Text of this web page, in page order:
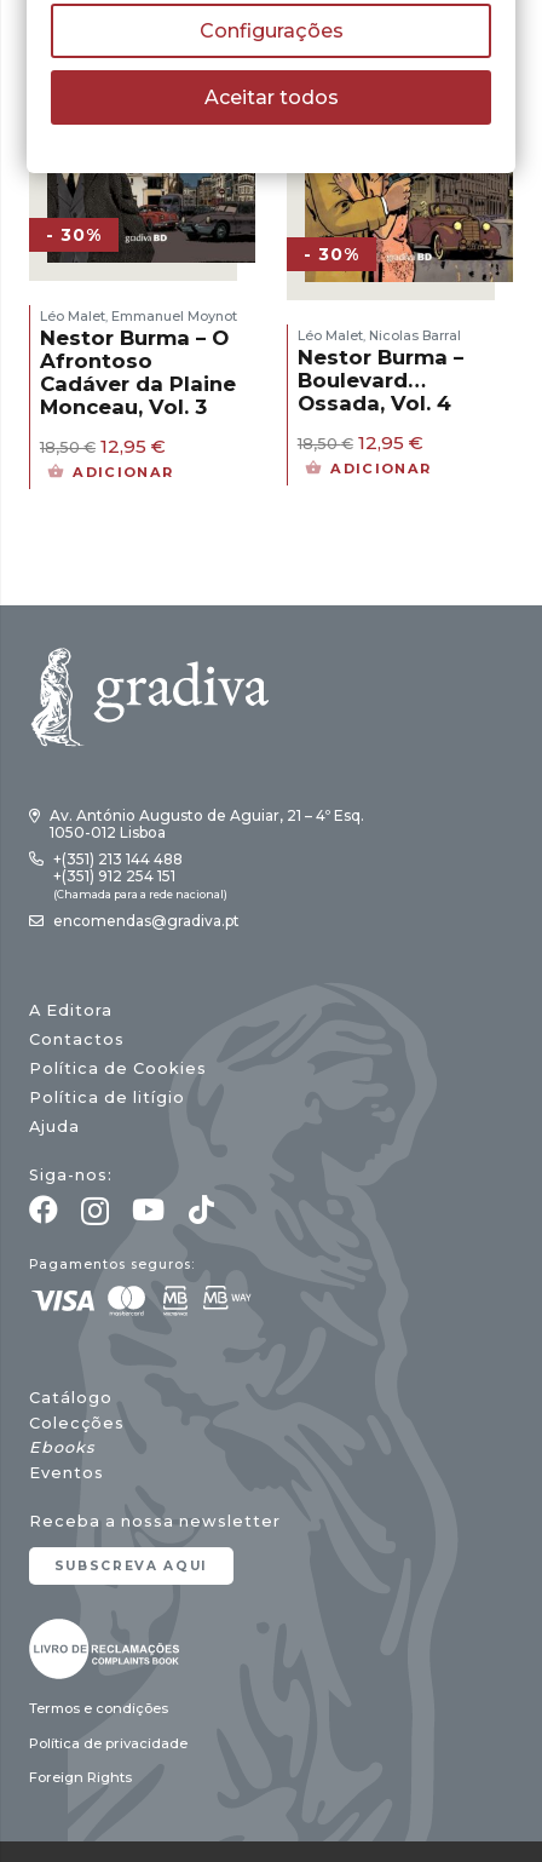
- 30%
Léo Malet, Emmanuel Moynot
Nestor Burma – O
Afrontoso
Cadáver da Plaine
Monceau, Vol. 3
18,50€ O
preço
12,95 €
preço
ADICIONAR
- 30%
Léo Malet, Nicolas Barral
Nestor Burma –
Boulevard…
Ossada, Vol. 4
18,50€ O
preço
12,95 €O
preço
ADICIONAR
Av. António Augusto de Aguiar, 21 – 4º Esq.
1050-012 Lisboa
+(351) 213 144 488
+(351) 912 254 151
(Chamada para a rede nacional)
encomendas@gradiva.pt
A Editora
Contactos
Política de Cookies
Política de litígio
Ajuda
Siga-nos:
Pagamentos seguros:
Catálogo
Colecções
Ebooks
Eventos
Receba a nossa newsletter
SUBSCREVA AQUI
Termos e condições
Política de privacidade
Foreign Rights
Configurações
Aceitar todos